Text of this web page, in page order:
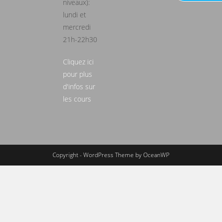
niveaux):
lundi et
mercredi
21h-22h30
Cliquez ici
pour plus
d'infos sur
les cours
Copyright - WordPress Theme by OceanWP